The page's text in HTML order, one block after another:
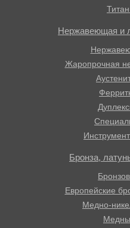
Нержавеющая и
Жаропрочная
Бронза,
Европейские
Медно-